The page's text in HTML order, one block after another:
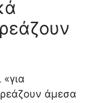
«για
άμεσα